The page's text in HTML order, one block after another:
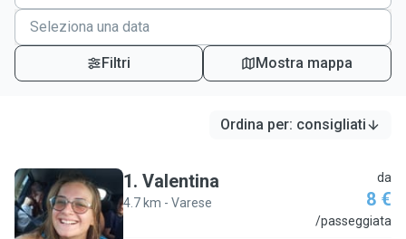
Filtri Mostra mappa
Ordina per: consigliati
V
1. Valentina
4.7 km - Varese
da
8 €
/passeggiata